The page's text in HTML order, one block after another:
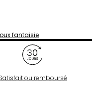
fantaisie
ou remboursé